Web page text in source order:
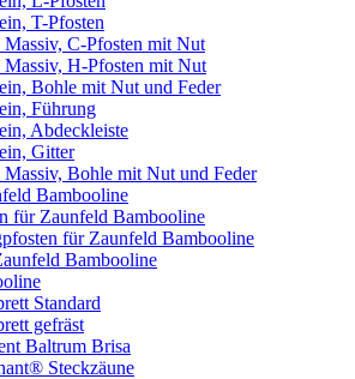
T-Pfosten
Massiv, C-Pfosten mit Nut
Massiv, H-Pfosten mit Nut
Bohle mit Nut und Feder
Führung
Abdeckleiste
Gitter
Massiv, Bohle mit Nut und Feder
Bambooline
für Zaunfeld Bambooline
für Zaunfeld Bambooline
Bambooline
Standard
gefräst
Baltrum Brisa
Steckzäune